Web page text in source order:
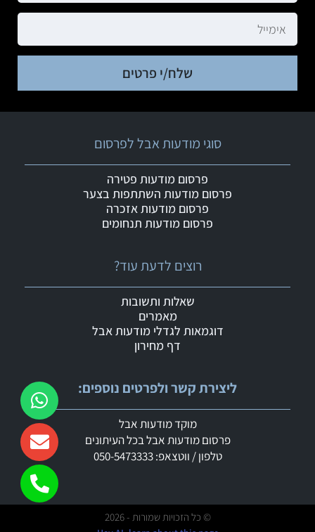
שלח/י פרטים
ליצירת קשר ולפרטים נוספים:
מוקד מודעות אבל
פרסום מודעות אבל בכל העיתונים
טלפון / ווטצאפ: 050-5473333
רוצים לדעת עוד?
שאלות ותשובות
מאמרים
דוגמאות לגדלי מודעות אבל
דף מחירון
סוגי מודעות אבל לפרסום
פרסום מודעות פטירה
פרסום מודעות השתתפות בצער
פרסום מודעות אזכרה
פרסום מודעות תנחומים
© כל הזכויות שמורות - 2026